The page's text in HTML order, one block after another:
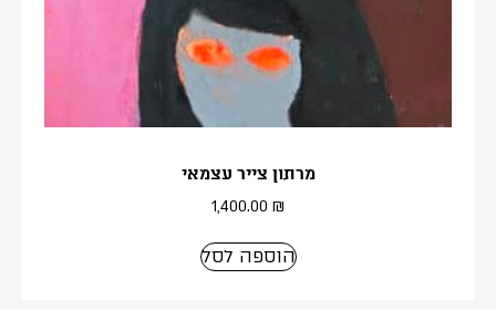
מרתון צייר עצמאי
1,400.00 ₪
הוספה לסל